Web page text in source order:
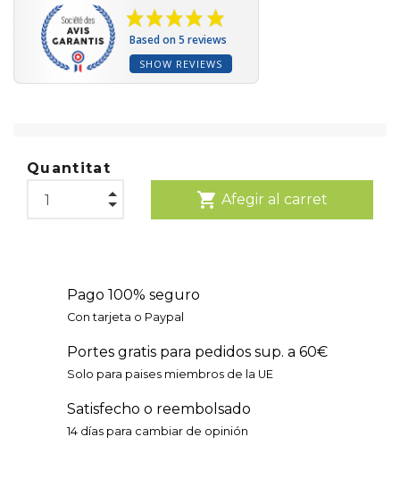
Based on 5 reviews
SHOW REVIEWS
Quantitat
shopping_cart Afegir al carret
Pago 100% seguro
Con tarjeta o Paypal
Portes gratis para pedidos sup. a 60€
Solo para paises miembros de la UE
Satisfecho o reembolsado
14 días para cambiar de opinión